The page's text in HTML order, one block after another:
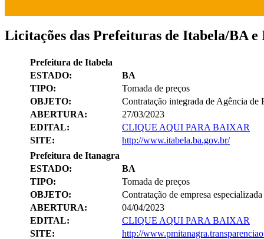
Licitações das Prefeituras de Itabela/BA
Prefeitura de Itabela
ESTADO:
BA
TIPO:
Tomada de preços
OBJETO:
Contratação integrada de Agência de
ABERTURA:
27/03/2023
EDITAL:
CLIQUE AQUI PARA BAIXAR
SITE:
http://www.itabela.ba.gov.br/
Prefeitura de Itanagra
ESTADO:
BA
TIPO:
Tomada de preços
OBJETO:
Contratação de empresa
ABERTURA:
04/04/2023
EDITAL:
CLIQUE AQUI PARA BAIXAR
SITE:
http://